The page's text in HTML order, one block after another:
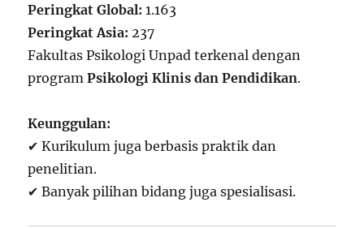
Peringkat Global: 1.163
Peringkat Asia: 237
Fakultas Psikologi Unpad terkenal dengan
programPsikologi Klinis dan Pendidikan.
Keunggulan:
✔ Kurikulum juga berbasis praktik dan
penelitian.
✔ Banyak pilihan bidang juga spesialisasi.